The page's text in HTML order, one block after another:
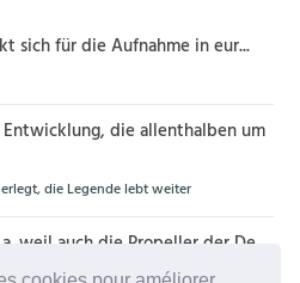
sich für die Aufnahme in eur...
die allenthalben um
die Legende lebt weiter
weil auch die Propeller der De...
DeltaHawk-Motoren